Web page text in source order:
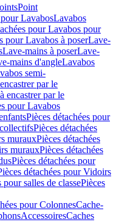
Point
pour LavabosLavabos
pour Lavabos pour
pour Lavabos à poserLave-
Lave-mains à poserLave-
mains d'angleLavabos
semi-
par le
encastrer par le
pour Lavabos
Pièces détachées pour
Pièces détachées
murauxPièces détachées
murauxPièces détachées
Pièces détachées pour
détachées pour Vidoirs
pour salles de classePièces
pour ColonnesCache-
AccessoiresCaches